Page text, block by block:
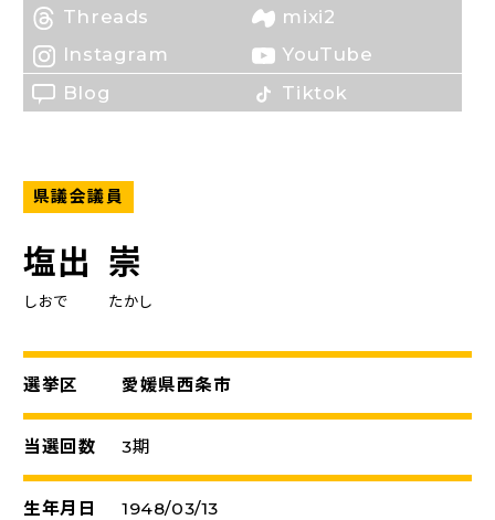
特定商取引法に基づく表記
Threads
mixi2
Instagram
YouTube
Blog
Tiktok
県議会議員
塩出 崇
しおで たかし
選挙区 愛媛県西条市
当選回数 3期
生年月日 1948/03/13